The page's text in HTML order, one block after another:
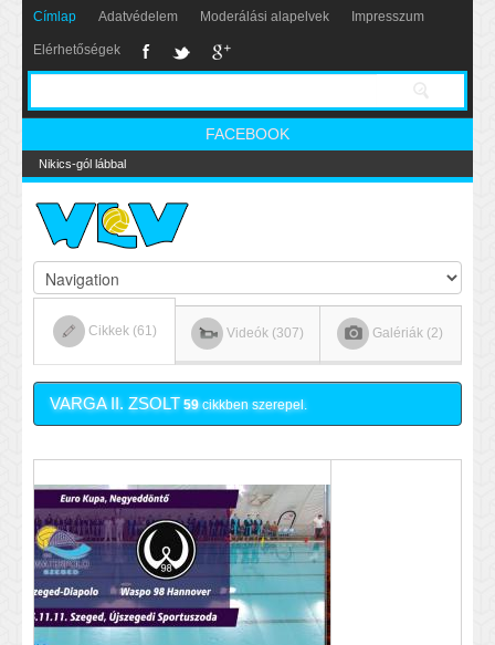
Címlap Adatvédelem Moderálási alapelvek Impresszum
Elérhetőségek
FACEBOOK
Nikics-gól lábbal
Cikkek (61) Videók (307) Galériák (2)
VARGA II. ZSOLT 59cikkben szerepel.